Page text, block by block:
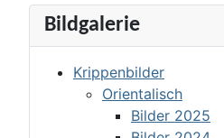
Bildgalerie
Krippenbilder
Orientalisch
Bilder 2025